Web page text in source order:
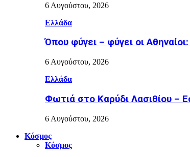
6 Αυγούστου, 2026
Ελλάδα
Όπου φύγει – φύγει οι
6 Αυγούστου, 2026
Ελλάδα
Φωτιά στο Καρύδι Λασιθίου –
6 Αυγούστου, 2026
Κόσμος
Κόσμος